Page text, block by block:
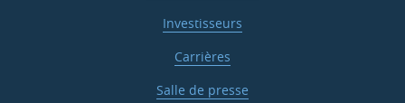
Investisseurs
Carrières
Salle de presse